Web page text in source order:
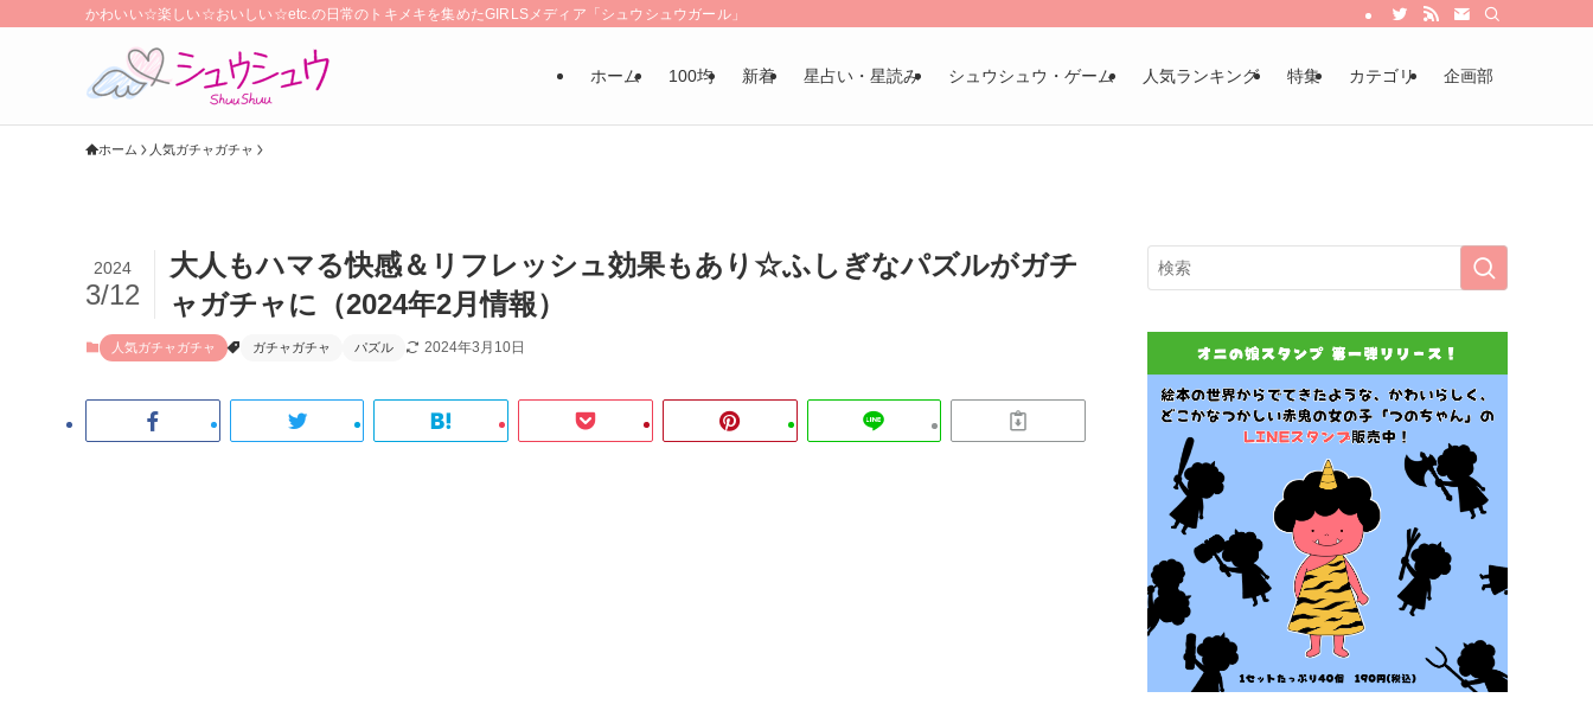
かわいい☆楽しい☆おいしい☆etc.の日常のトキメキを集めたGIRLSメディア「シュウシュウガール」
ホーム 100均 新着 星占い・星読み シュウシュウ・ゲーム 人気ランキング 特集 カテゴリ 企画部
ホーム 人気ガチャガチャ
大人もハマる快感＆リフレッシュ効果もあり☆ふしぎなパズルがガチ
ャガチャに（2024年2月情報）
2024
3/12
人気ガチャガチャ ガチャガチャ パズル 2024年3月10日